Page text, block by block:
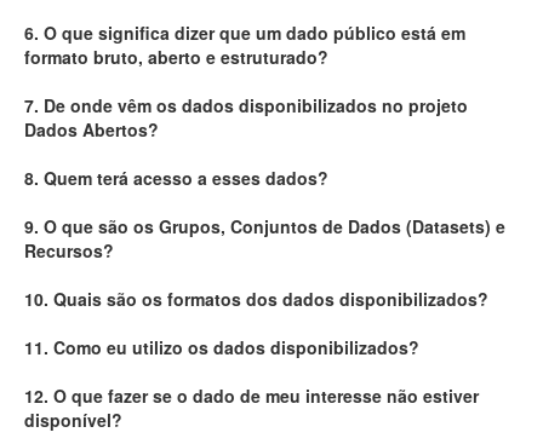
Legislação
Perguntas frequentes
Contato
6. O que significa dizer que um dado público está em
formato bruto, aberto e estruturado?
7. De onde vêm os dados disponibilizados no projeto
Dados Abertos?
8. Quem terá acesso a esses dados?
9. O que são os Grupos, Conjuntos de Dados (Datasets) e
Recursos?
10. Quais são os formatos dos dados disponibilizados?
11. Como eu utilizo os dados disponibilizados?
12. O que fazer se o dado de meu interesse não estiver
disponível?